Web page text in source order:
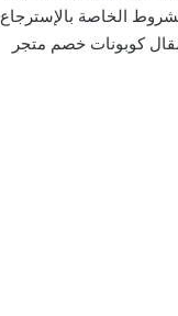
الخاصة بالإسترجاع
كوبونات خصم متجر